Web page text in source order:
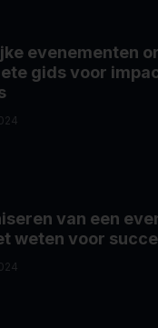
evenementen
gids voor
van een
weten voor